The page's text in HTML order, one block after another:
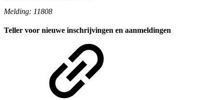
Melding: 11808
Teller voor nieuwe inschrijvingen en aanmeldingen